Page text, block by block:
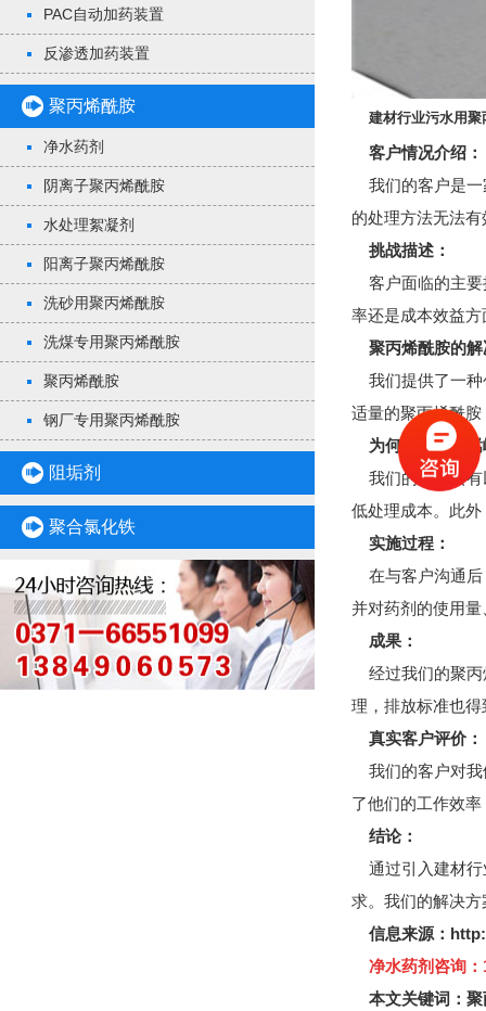
PAC自动加药装置
反渗透加药装置
聚丙烯酰胺
净水药剂
阴离子聚丙烯酰胺
水处理絮凝剂
阳离子聚丙烯酰胺
洗砂用聚丙烯酰胺
洗煤专用聚丙烯酰胺
聚丙烯酰胺
钢厂专用聚丙烯酰胺
阻垢剂
聚合氯化铁
建材行业污水用聚
客户情况介绍：
我们的客户是一
的处理方法无法
挑战描述：
客户面临的主要
率还是成本效益
聚丙烯酰胺的
我们提供了一种
适量的聚丙烯酰
为何选择我们
我们的产品具有
低处理成本。此
实施过程：
在与客户沟通后
并对药剂的使用
成果：
经过我们的聚丙
理，排放标准也
真实客户评价：
我们的客户对我
了他们的工作效
结论：
通过引入建材行
求。我们的解决
信息来源：
净水药剂咨询：
本文关键词： 聚